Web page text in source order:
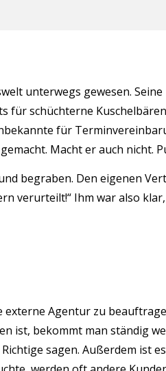
unterwegs gewesen.
schüchterne
für
Macht er auch nicht.
begraben. Den eigenen
verurteilt!“ Ihm war also
Agentur zu
ist, bekommt man ständig
sagen. Außerdem ist